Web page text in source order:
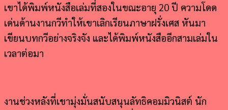
เขาได้พิมพ์หนังสือเล่มที่สองในขณะอายุ 20 ปี ความโดด
เด่นด้านงานกวีทำให้เขาเลิกเรียนภาษาฝรั่งเศส หันมา
เขียนบทกวีอย่างจริงจัง และได้พิมพ์หนังสืออีกสามเล่มใน
เวลาต่อมา
งานช่วงหลังที่เขามุ่งมั่นสนับสนุนลัทธิคอมมิวนิสต์ นัก